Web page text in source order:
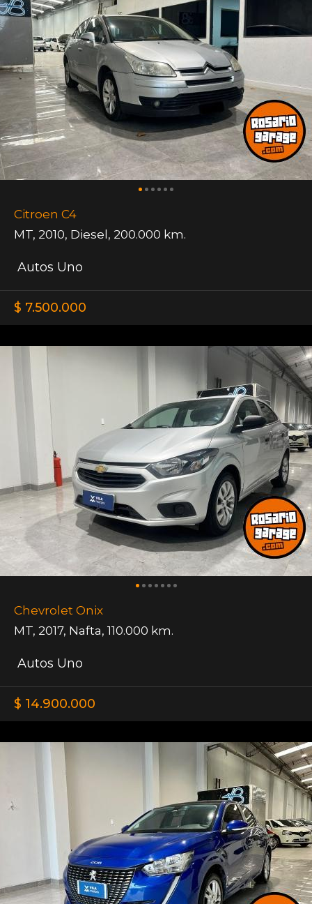
Citroen C4
MT, 2010, Diesel, 200.000 km.
Autos Uno
$ 7.500.000
Chevrolet Onix
MT, 2017, Nafta, 110.000 km.
Autos Uno
$ 14.900.000